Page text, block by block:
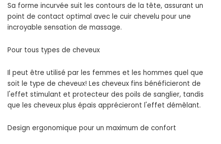
Sa forme incurvée suit les contours de la tête, assurant un
point de contact optimal avec le cuir chevelu pour une
incroyable sensation de massage.
Pour tous types de cheveux
Il peut être utilisé par les femmes et les hommes quel que
soit le type de cheveux! Les cheveux fins bénéficieront de
l'effet stimulant et protecteur des poils de sanglier, tandis
que les cheveux plus épais apprécieront l'effet démêlant.
Design ergonomique pour un maximum de confort